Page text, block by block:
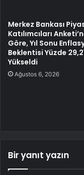
Merkez Bankası
Katılımcıları
Göre, Yıl Sonu
Beklentisi Yüzde
Yükseldi
Ağustos 6, 2026
Bir yanıt yazın